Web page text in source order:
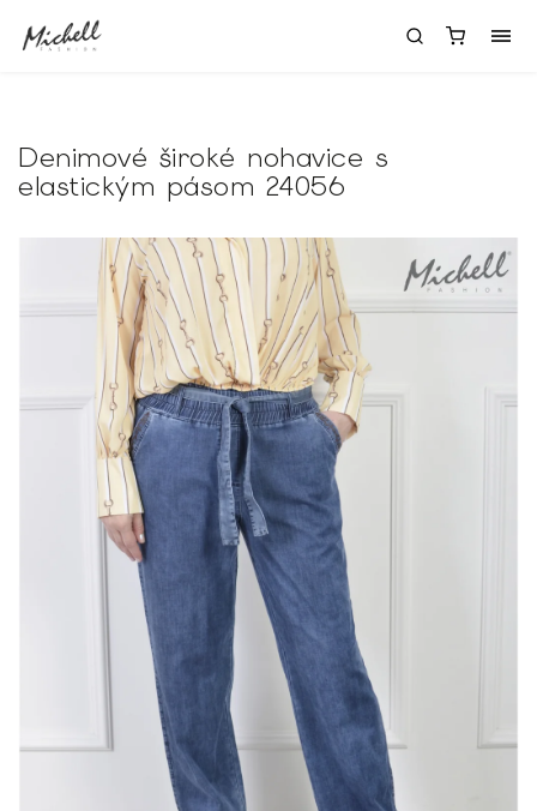
Denimové široké nohavice s
elastickým pásom 24056